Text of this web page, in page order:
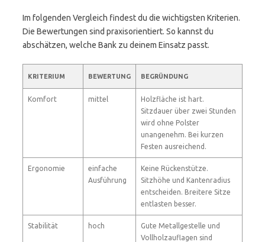
Im folgenden Vergleich findest du die wichtigsten Kriterien.
Die Bewertungen sind praxisorientiert. So kannst du
abschätzen, welche Bank zu deinem Einsatz passt.
KRITERIUM BEWERTUNG BEGRÜNDUNG
Komfort mittel
Holzfläche ist hart.
Sitzdauer über zwei Stunden
wird ohne Polster
unangenehm. Bei kurzen
Festen ausreichend.
Ergonomie
einfache
Ausführung
Keine Rückenstütze.
Sitzhöhe und Kantenradius
entscheiden. Breitere Sitze
entlasten besser.
Stabilität hoch
Gute Metallgestelle und
Vollholzauflagen sind